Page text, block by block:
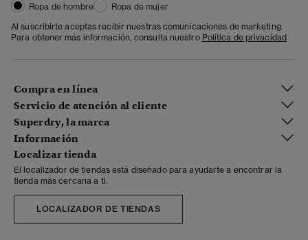
Ropa de hombre
Ropa de mujer
Al suscribirte aceptas recibir nuestras comunicaciones de marketing.
Para obtener más información, consulta nuestro Política de privacidad
Compra en línea
Servicio de atención al cliente
Superdry, la marca
Información
Localizar tienda
El localizador de tiendas está diseñado para ayudarte a encontrar la
tienda más cercana a ti.
LOCALIZADOR DE TIENDAS